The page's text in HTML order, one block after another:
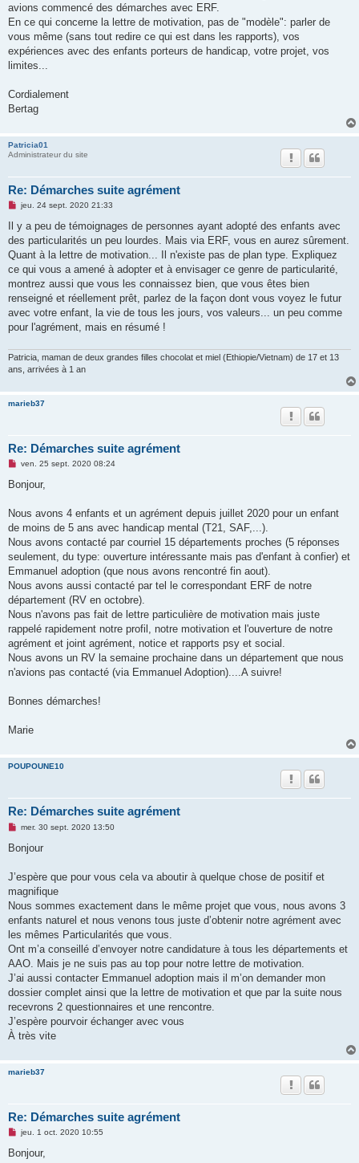
n
o
l
u
avions commencé des démarches avec ERF.
En ce qui concerne la lettre de motivation, pas de "modèle": parler de
vous même (sans tout redire ce qui est dans les rapports), vos
expériences avec des enfants porteurs de handicap, votre projet, vos
limites...
Cordialement
Bertag
Patricia01
Administrateur du site
Re: Démarches suite agrément
M
s
s
a
g
n
o
l
u
jeu. 24 sept. 2020 21:33
Il y a peu de témoignages de personnes ayant adopté des enfants avec
des particularités un peu lourdes. Mais via ERF, vous en aurez sûrement.
Quant à la lettre de motivation... Il n'existe pas de plan type. Expliquez
ce qui vous a amené à adopter et à envisager ce genre de particularité,
montrez aussi que vous les connaissez bien, que vous êtes bien
renseigné et réellement prêt, parlez de la façon dont vous voyez le futur
avec votre enfant, la vie de tous les jours, vos valeurs... un peu comme
pour l'agrément, mais en résumé !
Patricia, maman de deux grandes filles chocolat et miel (Ethiopie/Vietnam) de 17 et 13
ans, arrivées à 1 an
marieb37
Re: Démarches suite agrément
M
s
g
n
o
l
u
ven. 25 sept. 2020 08:24
Bonjour,
Nous avons 4 enfants et un agrément depuis juillet 2020 pour un enfant
de moins de 5 ans avec handicap mental (T21, SAF,...).
Nous avons contacté par courriel 15 départements proches (5 réponses
seulement, du type: ouverture intéressante mais pas d'enfant à confier) et
Emmanuel adoption (que nous avons rencontré fin aout).
Nous avons aussi contacté par tel le correspondant ERF de notre
département (RV en octobre).
Nous n'avons pas fait de lettre particulière de motivation mais juste
rappelé rapidement notre profil, notre motivation et l'ouverture de notre
agrément et joint agrément, notice et rapports psy et social.
Nous avons un RV la semaine prochaine dans un département que nous
n'avions pas contacté (via Emmanuel Adoption)....A suivre!
Bonnes démarches!
Marie
POUPOUNE10
Re: Démarches suite agrément
M
s
g
n
o
l
u
mer. 30 sept. 2020 13:50
Bonjour
J’espère que pour vous cela va aboutir à quelque chose de positif et
magnifique
Nous sommes exactement dans le même projet que vous, nous avons 3
enfants naturel et nous venons tous juste d’obtenir notre agrément avec
les mêmes Particularités que vous.
Ont m’a conseillé d’envoyer notre candidature à tous les départements et
AAO. Mais je ne suis pas au top pour notre lettre de motivation.
J’ai aussi contacter Emmanuel adoption mais il m’on demander mon
dossier complet ainsi que la lettre de motivation et que par la suite nous
recevrons 2 questionnaires et une rencontre.
J’espère pourvoir échanger avec vous
À très vite
marieb37
Re: Démarches suite agrément
M
s
jeu. 1 oct. 2020 10:55
Bonjour,